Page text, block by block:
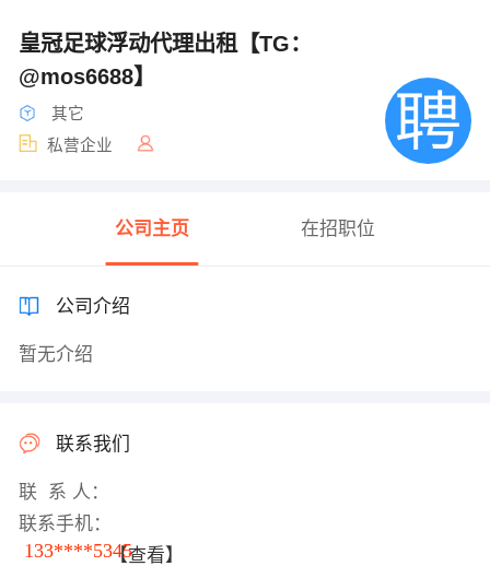
皇冠足球浮动代理出租【TG：
@mos6688】
其它
私营企业
公司主页 在招职位
公司介绍
暂无介绍
联系我们
联 系 人：
联系手机：
133****5345【查看】